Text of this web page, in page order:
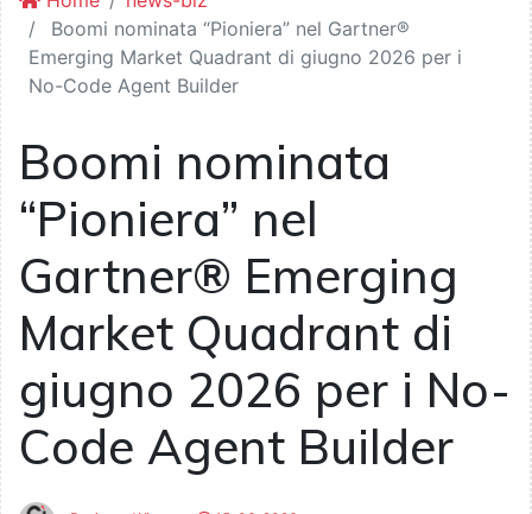
Boomi nominata “Pioniera” nel Gartner®
Emerging Market Quadrant di giugno 2026 per i
No-Code Agent Builder
Boomi nominata
“Pioniera” nel
Gartner® Emerging
Market Quadrant di
giugno 2026 per i No-
Code Agent Builder